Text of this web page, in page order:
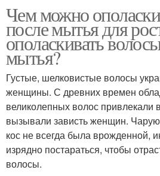
Чем можно
после мытья для
ополаскивать
мытья?
Густые, шелковистые волосы
женщины. С древних времен
великолепных волос привлекали
вызывали зависть женщин.
кос не всегда была врожденной,
изрядно постараться, чтобы
волосы.